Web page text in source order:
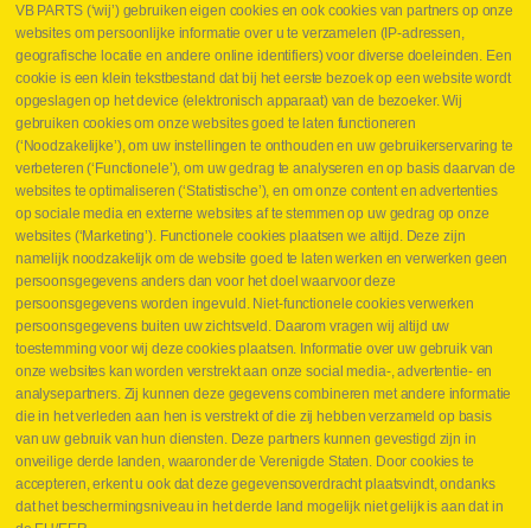
Webshop
Nieuws
Jobs
Contact
Leveringen
Drukcontrole set
Persmaten
Herstellen cilinders
Hoe opmeten?
Hydrogroepen
Hydraulische slangen
Contact VB Parts
Abraham Hansstraat 7 ,B-8800 Roeselare
Tel. +32 (0)51 24 06 05
E-mail info@vbparts.be
⏳ Laatste maand Webtec-promotie!
VB PARTS (‘wij’) gebruiken eigen cookies en ook cookies van partners op onze
websites om persoonlijke informatie over u te verzamelen (IP-adressen,
geografische locatie en andere online identifiers) voor diverse doeleinden. Een
cookie is een klein tekstbestand dat bij het eerste bezoek op een website wordt
opgeslagen op het device (elektronisch apparaat) van de bezoeker. Wij
gebruiken cookies om onze websites goed te laten functioneren
(‘Noodzakelijke’), om uw instellingen te onthouden en uw gebruikerservaring te
verbeteren (‘Functionele’), om uw gedrag te analyseren en op basis daarvan de
websites te optimaliseren (‘Statistische’), en om onze content en advertenties
op sociale media en externe websites af te stemmen op uw gedrag op onze
websites (‘Marketing’). Functionele cookies plaatsen we altijd. Deze zijn
namelijk noodzakelijk om de website goed te laten werken en verwerken geen
persoonsgegevens anders dan voor het doel waarvoor deze
persoonsgegevens worden ingevuld. Niet-functionele cookies verwerken
persoonsgegevens buiten uw zichtsveld. Daarom vragen wij altijd uw
toestemming voor wij deze cookies plaatsen. Informatie over uw gebruik van
onze websites kan worden verstrekt aan onze social media-, advertentie- en
analysepartners. Zij kunnen deze gegevens combineren met andere informatie
die in het verleden aan hen is verstrekt of die zij hebben verzameld op basis
van uw gebruik van hun diensten. Deze partners kunnen gevestigd zijn in
onveilige derde landen, waaronder de Verenigde Staten. Door cookies te
accepteren, erkent u ook dat deze gegevensoverdracht plaatsvindt, ondanks
dat het beschermingsniveau in het derde land mogelijk niet gelijk is aan dat in